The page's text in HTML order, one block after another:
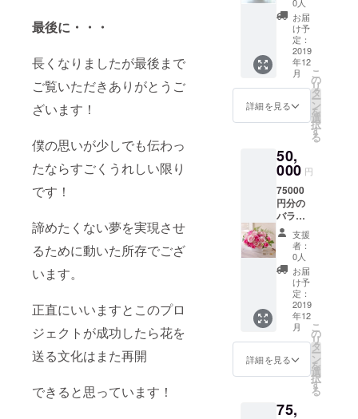
最後に・・・
長くなりましたが最後まで
ご覧いただきありがとうご
ざいます！
僕の思いが少しでも伝わっ
たならすごくうれしい限り
です！
諦めたくない夢を実現させ
るために動いた所存でござ
います。
正直にいいますとこのプロ
ジェクトが成功したら花を
送る文化はまた再開
できると思っています！
ジュー
ル管理
させて
頂き ご
指定の
日時に
お届け
しま
す。
からア
レンジ
メント
もしく
は花束
をお送
り いた
しま
方の誕
生日、
記念
日、大
切な方
の誕生
日など
もスケ
ジュー
ル管理
させて
頂き ご
指定の
日時に
お届け
しま
す。
す。
5000円
分、
10000
円分、
２万円
分のお
花を数
回に分
ける事
です。
支援し
て頂い
た方に
もしく
は、大
切な方
にＥＣ
サイト
からア
レンジ
メント
もしく
は花束
をお送
り いた
しま
方の誕
0人
お届
け予
定：
2019
年12
月
詳細を見る
こ
の
リ
タ
ー
ン
を
選
択
す
る
50,
000 円
75000
円分の
バラの
花をお
送りい
たしま
す。
5000円
分、
10000
円分、
２万円
分のお
花を数
回に分
ける事
です。
支援
者：
0人
お届
け予
定：
2019
年12
月
詳細を見る
こ
の
リ
タ
ー
ン
を
選
択
す
る
75,